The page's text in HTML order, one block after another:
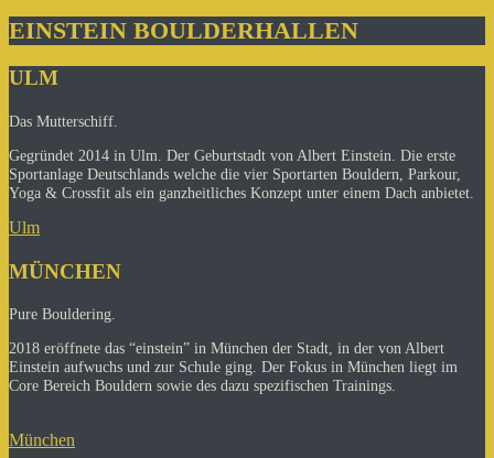
EINSTEIN BOULDERHALLEN
ULM
Das Mutterschiff.
Gegründet 2014 in Ulm. Der Geburtstadt von Albert Einstein. Die erste
Sportanlage Deutschlands welche die vier Sportarten Bouldern, Parkour,
Yoga & Crossfit als ein ganzheitliches Konzept unter einem Dach anbietet.
Ulm
MÜNCHEN
Pure Bouldering.
2018 eröffnete das “einstein” in München der Stadt, in der von Albert
Einstein aufwuchs und zur Schule ging. Der Fokus in München liegt im
Core Bereich Bouldern sowie des dazu spezifischen Trainings.
München